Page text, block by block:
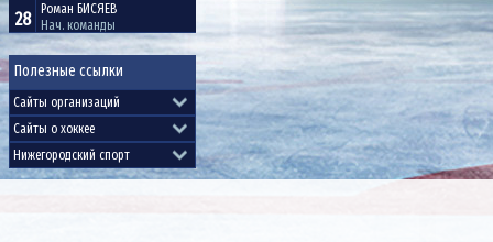
28 Роман БИСЯЕВ
Нач. команды
Полезные ссылки